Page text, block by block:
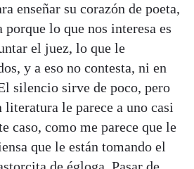
enseñar su corazón de poeta,
porque lo que nos interesa es
el juez, lo que le
y a eso no contesta, ni en
silencio sirve de poco, pero
literatura le parece a uno casi
caso, como me parece que le
que le están tomando el